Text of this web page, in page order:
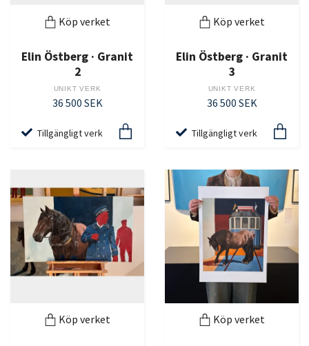
Köp verket
Elin Östberg · Granit
2
UNIKT VERK
36 500 SEK
Tillgängligt verk
Köp verket
Elin Östberg · Granit
3
UNIKT VERK
36 500 SEK
Tillgängligt verk
Köp verket Köp verket